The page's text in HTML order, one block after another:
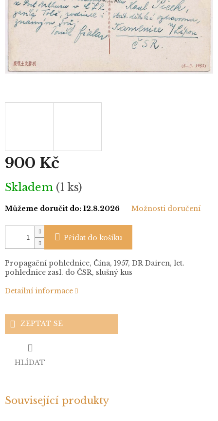
900 Kč
Měrná
cena:
Skladem (1 ks)
Můžeme doručit do: 12.8.2026 Možnosti doručení
Přidat do košíku
Propagační pohlednice, Čína, 1957, DR Dairen, let.
pohlednice zasl. do ČSR, slušný kus
Detailní informace
ZEPTAT SE
HLÍDAT
Související produkty